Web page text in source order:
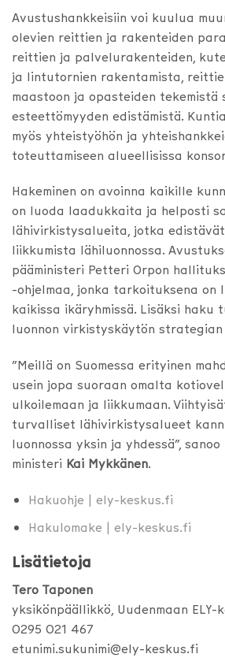
Avustushankkeisiin voi kuulua
olevien reittien ja rakenteiden
reittien ja palvelurakenteiden,
ja lintutornien rakentamista,
maastoon ja opasteiden tekemistä
esteettömyyden edistämistä.
myös yhteistyöhön ja
toteuttamiseen alueellisissa
Hakeminen on avoinna kaikille
on luoda laadukkaita ja helposti
lähivirkistysalueita, jotka
liikkumista lähiluonnossa.
pääministeri Petteri Orpon
-ohjelmaa, jonka tarkoituksena on
kaikissa ikäryhmissä. Lisäksi haku
luonnon virkistyskäytön
”Meillä on Suomessa erityinen
usein jopa suoraan omalta
ulkoilemaan ja liikkumaan.
turvalliset lähivirkistysalueet
luonnossa yksin ja yhdessä”, sanoo
ministeri Kai Mykkänen.
Hakuohje | ely-keskus.fi
Hakulomake | ely-keskus.fi
Lisätietoja
Tero Taponen
yksikönpäällikkö, Uudenmaan ELY-
0295 021 467
etunimi.sukunimi@ely-keskus.fi